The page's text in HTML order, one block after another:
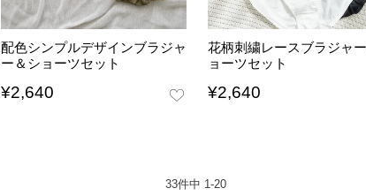
配色シンプルデザインブラジャ
ー＆ショーツセット
¥2,640
花柄刺繍レースブラジャ
ョーツセット
¥2,640
33件中 1-20